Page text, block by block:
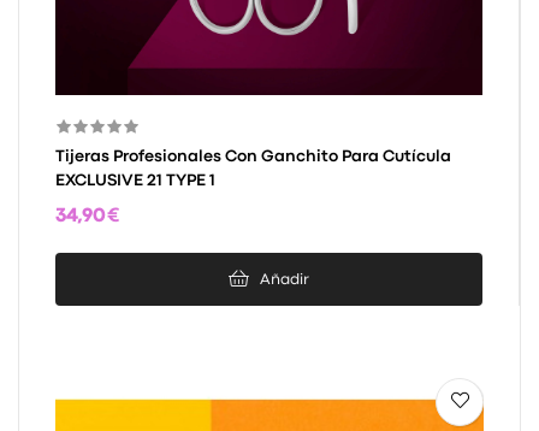
Tijeras Profesionales Con Ganchito Para Cutícula
EXCLUSIVE 21 TYPE 1
34,90 €
Añadir